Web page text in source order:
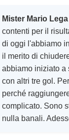
Mister Mario
contenti per il
di oggi l'abbiamo
il merito di
abbiamo iniziato a
con altri tre gol.
perché
complicato. Sono
nulla banali.